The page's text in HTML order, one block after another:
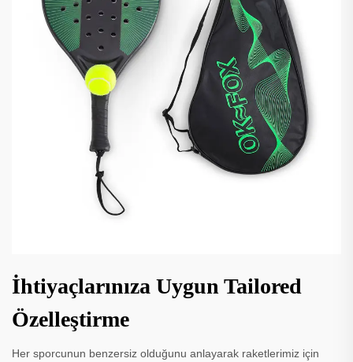
İhtiyaçlarınıza Uygun Tailored
Özelleştirme
Her sporcunun benzersiz olduğunu anlayarak raketlerimiz için